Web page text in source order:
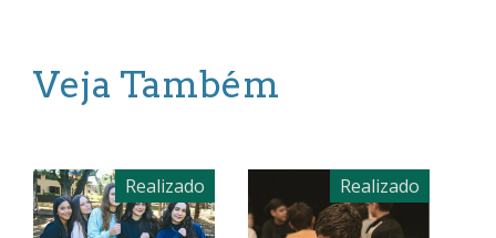
Veja Também
Realizado Realizado